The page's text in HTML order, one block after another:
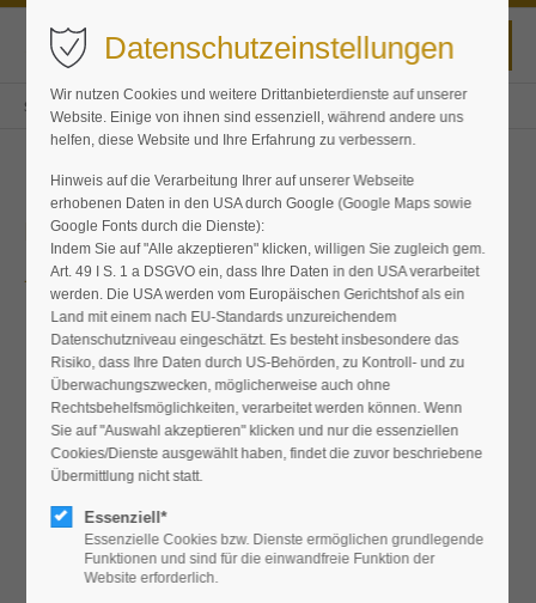
Datenschutzeinstellungen
Wir nutzen Cookies und weitere Drittanbieterdienste auf unserer
Website. Einige von ihnen sind essenziell, während andere uns
helfen, diese Website und Ihre Erfahrung zu verbessern.
Hinweis auf die Verarbeitung Ihrer auf unserer Webseite
erhobenen Daten in den USA durch Google (Google Maps sowie
Google Fonts durch die Dienste):
Indem Sie auf "Alle akzeptieren" klicken, willigen Sie zugleich gem.
Art. 49 I S. 1 a DSGVO ein, dass Ihre Daten in den USA verarbeitet
werden. Die USA werden vom Europäischen Gerichtshof als ein
Land mit einem nach EU-Standards unzureichendem
Datenschutzniveau eingeschätzt. Es besteht insbesondere das
Risiko, dass Ihre Daten durch US-Behörden, zu Kontroll- und zu
Überwachungszwecken, möglicherweise auch ohne
Rechtsbehelfsmöglichkeiten, verarbeitet werden können. Wenn
Sie auf "Auswahl akzeptieren" klicken und nur die essenziellen
Cookies/Dienste ausgewählt haben, findet die zuvor beschriebene
Übermittlung nicht statt.
Essenziell*
Essenzielle Cookies bzw. Dienste ermöglichen grundlegende
Funktionen und sind für die einwandfreie Funktion der
Website erforderlich.
Staudensterne
Hakonechloa
Japanisches Berggras